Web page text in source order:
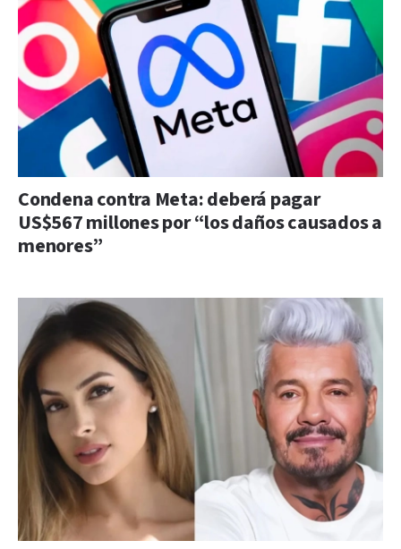
Condena contra Meta: deberá pagar
US$567 millones por “los daños causados a
menores”